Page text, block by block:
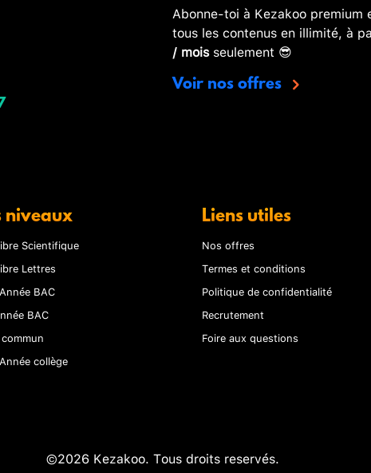
Abonne-toi à Kezakoo
tous les contenus en illimité, à
/ moisseulement 😎
Voir nos offres
niveaux
Scientifique
Lettres
BAC
BAC
collège
Liens utiles
Nos offres
Termes et conditions
Politique de confidentialité
Recrutement
Foire aux questions
©2026 Kezakoo. Tous droits reservés.